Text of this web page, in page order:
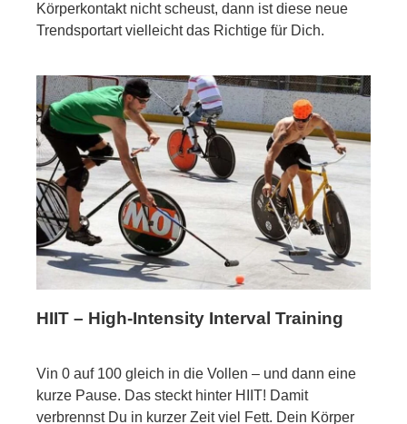
Körperkontakt nicht scheust, dann ist diese neue
Trendsportart vielleicht das Richtige für Dich.
HIIT – High-Intensity Interval Training
Vin 0 auf 100 gleich in die Vollen – und dann eine
kurze Pause. Das steckt hinter HIIT! Damit
verbrennst Du in kurzer Zeit viel Fett. Dein Körper